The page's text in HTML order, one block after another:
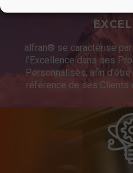
alfran® se caractérise
l’Excellence dans ses
Personnalisés, afin
référence de ses Clients